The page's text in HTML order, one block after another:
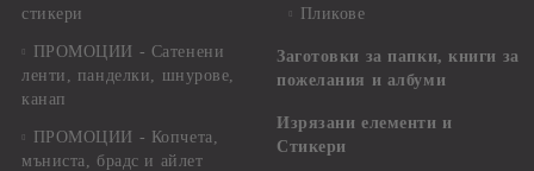
стикери
ПРОМОЦИИ - Сатенени
ленти, панделки, шнурове,
канап
ПРОМОЦИИ - Копчета,
мъниста, брадс и айлет
Пликове
Заготовки за папки, книги за
пожелания и албуми
Изрязани елементи и
Стикери